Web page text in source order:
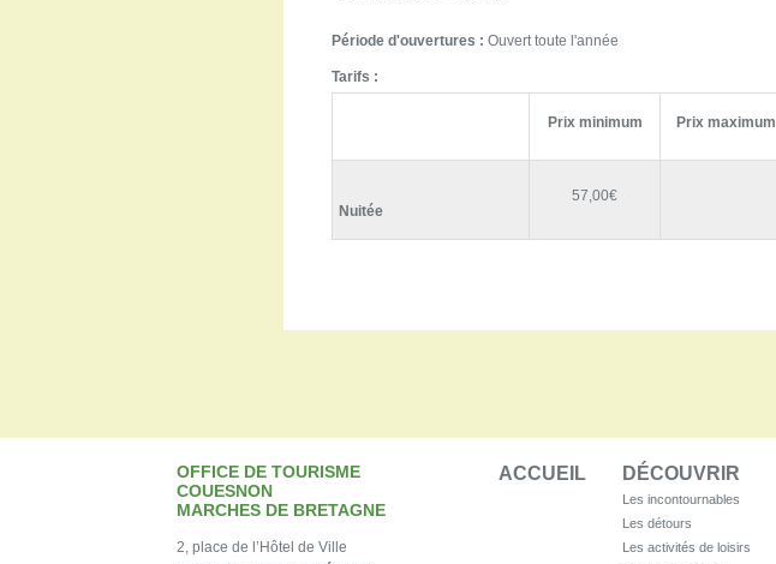
Période d'ouvertures : Ouvert toute l'année
Tarifs :
Prix minimum Prix maximum
Nuitée
57,00€
OFFICE DE TOURISME
COUESNON
MARCHES DE BRETAGNE
2, place de l’Hôtel de Ville
ACCUEIL DÉCOUVRIR
Les incontournables
Les détours
Les activités de loisirs